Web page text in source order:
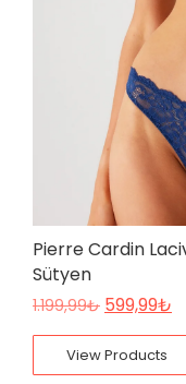
Pierre Cardin
Sütyen
1.199,99₺ 599,99₺
View Products